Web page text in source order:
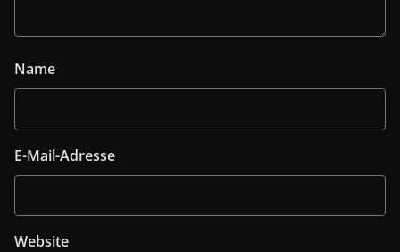
Name
E-Mail-Adresse
Website